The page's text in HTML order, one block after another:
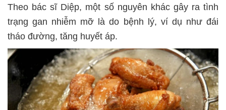
Theo bác sĩ Diệp, một số nguyên khác gây ra tình
trạng gan nhiễm mỡ là do bệnh lý, ví dụ như đái
tháo đường, tăng huyết áp.